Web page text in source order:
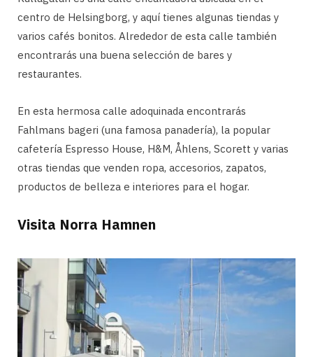
centro de Helsingborg, y aquí tienes algunas tiendas y
varios cafés bonitos. Alrededor de esta calle también
encontrarás una buena selección de bares y
restaurantes.
En esta hermosa calle adoquinada encontrarás
Fahlmans bageri (una famosa panadería), la popular
cafetería Espresso House, H&M, Åhlens, Scorett y varias
otras tiendas que venden ropa, accesorios, zapatos,
productos de belleza e interiores para el hogar.
Visita Norra Hamnen